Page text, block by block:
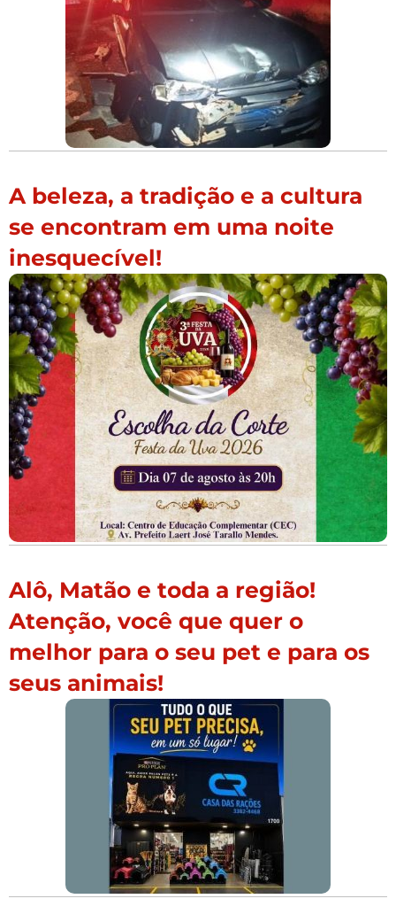
A beleza, a tradição e a cultura
se encontram em uma noite
inesquecível!
Alô, Matão e toda a região!
Atenção, você que quer o
melhor para o seu pet e para os
seus animais!